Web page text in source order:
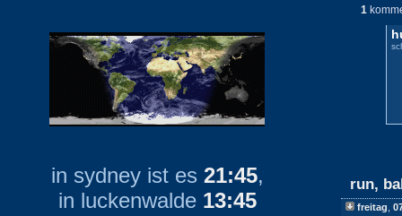
in sydney ist es 21:45,
in luckenwalde 13:45
1
run,
freitag